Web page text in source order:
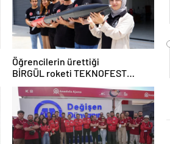
Öğrencilerin ürettiği
BİRGÜL roketi TEKNOFEST
finalinde